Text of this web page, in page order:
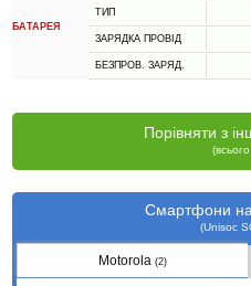
БАТАРЕЯ
ТИП
ЗАРЯДКА ПРОВІД
БЕЗПРОВ. ЗАРЯД.
Порівняти з
Смартфони на
(Unisoc
Motorola(2)